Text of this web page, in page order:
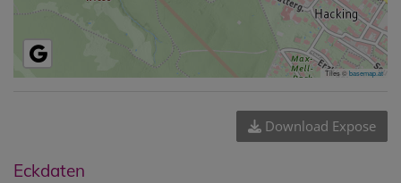
Tiles ©basemap.at
Download Expose
Eckdaten